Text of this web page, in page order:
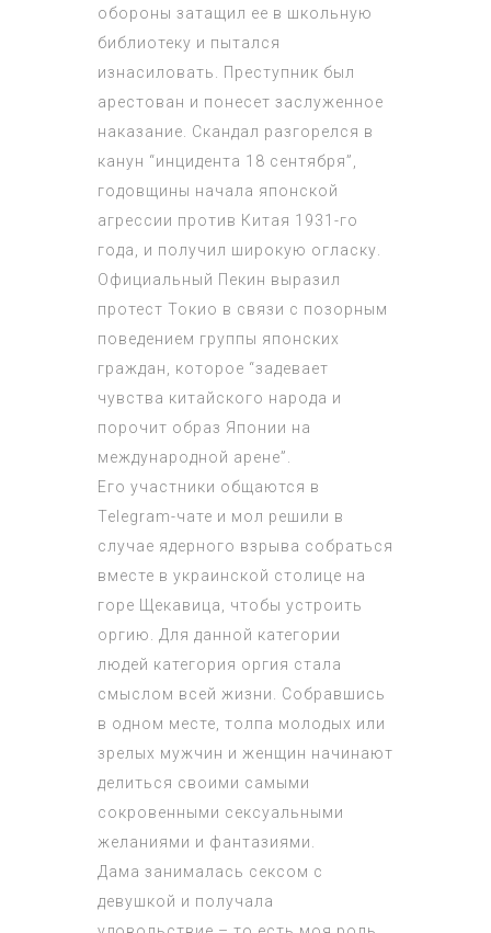
обороны затащил ее в школьную
библиотеку и пытался
изнасиловать. Преступник был
арестован и понесет заслуженное
наказание. Скандал разгорелся в
канун “инцидента 18 сентября”,
годовщины начала японской
агрессии против Китая 1931-го
года, и получил широкую огласку.
Официальный Пекин выразил
протест Токио в связи с позорным
поведением группы японских
граждан, которое “задевает
чувства китайского народа и
порочит образ Японии на
международной арене”.
Его участники общаются в
Telegram-чате и мол решили в
случае ядерного взрыва собраться
вместе в украинской столице на
горе Щекавица, чтобы устроить
оргию. Для данной категории
людей категория оргия стала
смыслом всей жизни. Собравшись
в одном месте, толпа молодых или
зрелых мужчин и женщин начинают
делиться своими самыми
сокровенными сексуальными
желаниями и фантазиями.
Дама занималась сексом с
девушкой и получала